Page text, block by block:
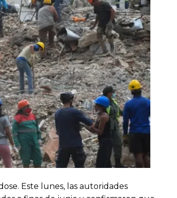
Este lunes, las autoridades